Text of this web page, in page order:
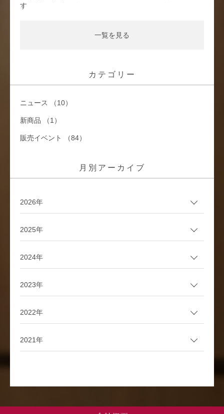
す
一覧を見る
カテゴリー
ニュース （10）
新商品 （1）
販売イベント （84）
月別アーカイブ
2026年
2025年
2024年
2023年
2022年
2021年